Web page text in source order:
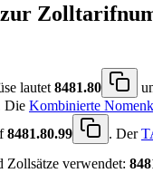
zur
lautet8481.80
Die Kombinierte
8481.80.99 . Der
Zollsätze verwendet: